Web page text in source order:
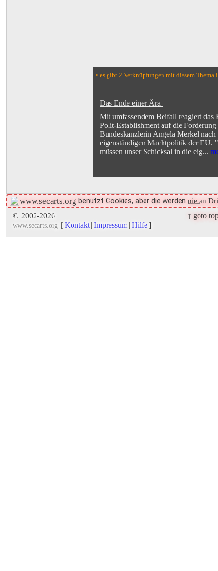
• es gibt 2 Verknüpfungen mit diesem Thema
Das Ende einer Ära
Mit umfassendem Beifall reagiert das
Polit-Establishment auf die Forderung
Bundeskanzlerin Angela Merkel nach
eigenständigen Machtpolitik der EU.
müssen unser Schicksal in die eig...
www.secarts.org benutzt Cookies, aber die werden nie an
© 2002-2026
www.secarts.org [ Kontakt | Impressum | Hilfe ]
↑ goto top